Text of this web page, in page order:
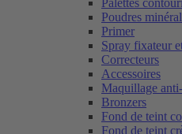
Palettes
Poudres
Primer
Spray fixateur
Correcteurs
Accessoires
Maquillage
Bronzers
Fond de teint
Fond de teint